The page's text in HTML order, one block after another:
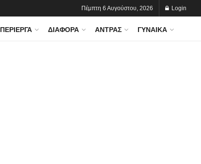
Πέμπτη 6 Αυγούστου, 2026 Login
ΠΕΡΊΕΡΓΑ ΔΙΆΦΟΡΑ ΆΝΤΡΑΣ ΓΥΝΑΊΚΑ